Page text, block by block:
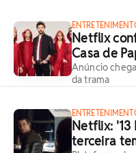
Netflix
Casa de
Anúncio
da trama
Netflix: '13
terceira